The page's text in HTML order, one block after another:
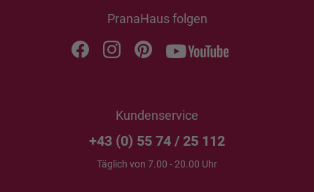
PranaHaus folgen
Kundenservice
+43 (0) 55 74 / 25 112
Täglich von 7.00 - 20.00 Uhr